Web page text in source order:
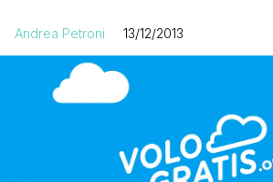
Andrea Petroni 13/12/2013